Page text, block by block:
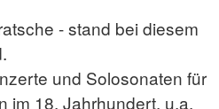
- stand bei diesem
und Solosonaten für
im 18. Jahrhundert, u.a.